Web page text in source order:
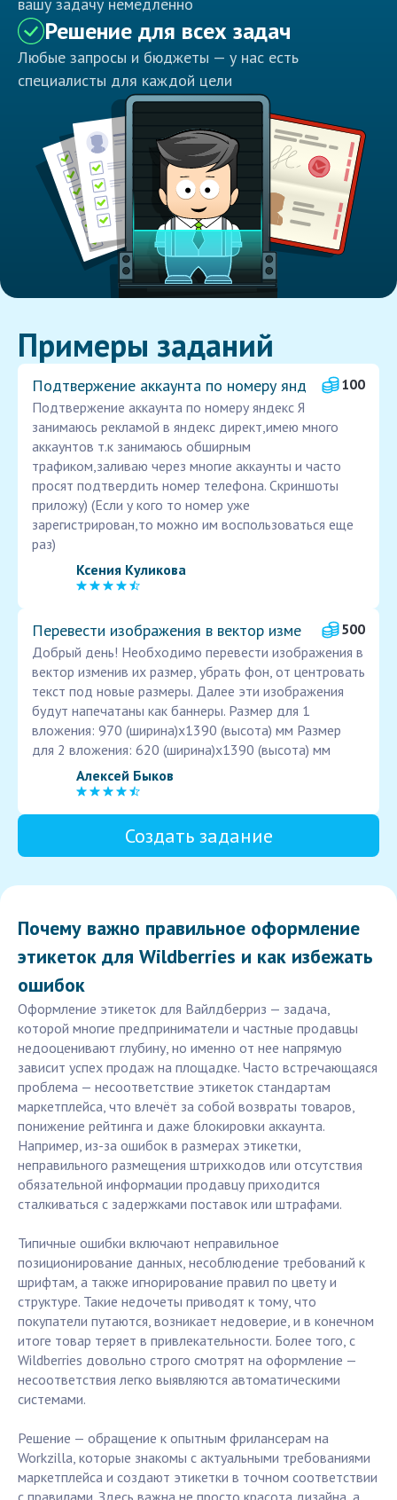
вашу задачу немедленно
Решение для всех задач
Любые запросы и бюджеты — у нас есть
специалисты для каждой цели
Примеры заданий
Подтвержение аккаунта по номеру янд
100
Подтвержение аккаунта по номеру яндекс Я
занимаюсь рекламой в яндекс директ,имею много
аккаунтов т.к занимаюсь обширным
трафиком,заливаю через многие аккаунты и часто
просят подтвердить номер телефона. Скриншоты
приложу) (Если у кого то номер уже
зарегистрирован,то можно им воспользоваться еще
раз)
Ксения Куликова
Перевести изображения в вектор изме
500
Добрый день! Необходимо перевести изображения в
вектор изменив их размер, убрать фон, от центровать
текст под новые размеры. Далее эти изображения
будут напечатаны как баннеры. Размер для 1
вложения: 970 (ширина)х1390 (высота) мм Размер
для 2 вложения: 620 (ширина)х1390 (высота) мм
Алексей Быков
Создать задание
Почему важно правильное оформление
этикеток для Wildberries и как избежать
ошибок
Оформление этикеток для Вайлдберриз — задача,
которой многие предприниматели и частные продавцы
недооценивают глубину, но именно от нее напрямую
зависит успех продаж на площадке. Часто встречающаяся
проблема — несоответствие этикеток стандартам
маркетплейса, что влечёт за собой возвраты товаров,
понижение рейтинга и даже блокировки аккаунта.
Например, из-за ошибок в размерах этикетки,
неправильного размещения штрихкодов или отсутствия
обязательной информации продавцу приходится
сталкиваться с задержками поставок или штрафами.
Типичные ошибки включают неправильное
позиционирование данных, несоблюдение требований к
шрифтам, а также игнорирование правил по цвету и
структуре. Такие недочеты приводят к тому, что
покупатели путаются, возникает недоверие, и в конечном
итоге товар теряет в привлекательности. Более того, с
Wildberries довольно строго смотрят на оформление —
несоответствия легко выявляются автоматическими
системами.
Решение — обращение к опытным фрилансерам на
Workzilla, которые знакомы с актуальными требованиями
маркетплейса и создают этикетки в точном соответствии